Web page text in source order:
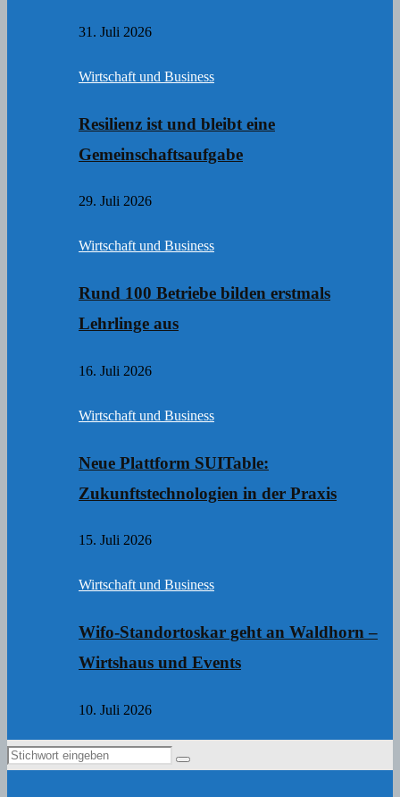
31. Juli 2026
Wirtschaft und Business
Resilienz ist und bleibt eine
Gemeinschaftsaufgabe
29. Juli 2026
Wirtschaft und Business
Rund 100 Betriebe bilden erstmals
Lehrlinge aus
16. Juli 2026
Wirtschaft und Business
Neue Plattform SUITable:
Zukunftstechnologien in der Praxis
15. Juli 2026
Wirtschaft und Business
Wifo-Standortoskar geht an Waldhorn –
Wirtshaus und Events
10. Juli 2026
Search
Search